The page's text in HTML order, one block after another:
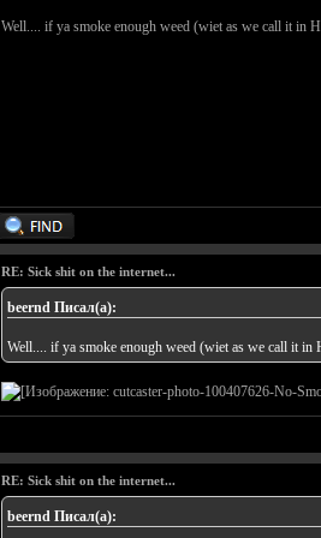
Well.... if ya smoke enough weed (wiet as we call it in
RE: Sick shit on the internet...
beernd Писал(а):
Well.... if ya smoke enough weed (wiet as we call it
RE: Sick shit on the internet...
beernd Писал(а):